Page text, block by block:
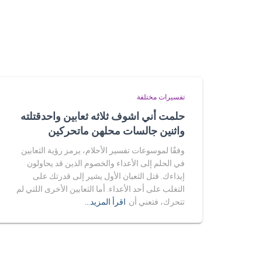
تفسيرات مختلفة
حلمت أني اشوف ثلاثه ثعابين واحدقتلته
واثنين جالسات محلهن ماتحركين
وفقًا لموسوعات تفسير الأحلام، يرمز رؤية الثعابين
في الحلم إلى الأعداء والخصوم الذين قد يحاولون
إيذاءك. قتل الثعبان الأول يشير إلى قدرتك على
التغلب على أحد الأعداء. أما الثعابين الأخرى اللتي لم
تتحرك، فتعني أن اقرأ المزيد…